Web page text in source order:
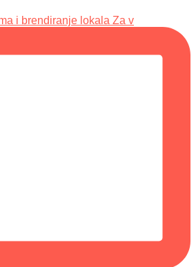
i brendiranje lokala Za v